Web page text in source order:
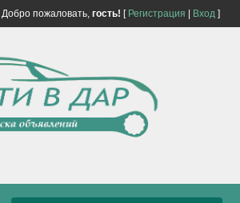
Добро пожаловать, гость! [ Регистрация Вход]